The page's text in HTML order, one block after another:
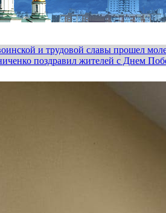
и трудовой славы прошел
поздравил жителей с Днем